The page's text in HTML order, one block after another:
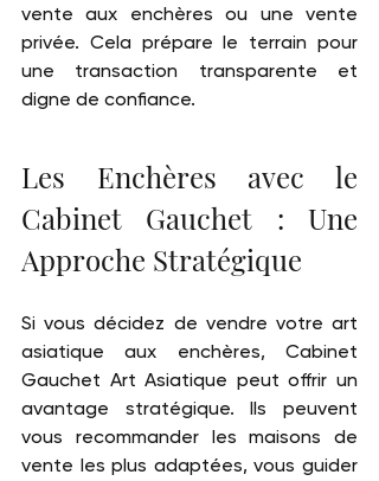
vente aux enchères ou une vente
privée. Cela prépare le terrain pour
une transaction transparente et
digne de confiance.
Les Enchères avec le
Cabinet Gauchet : Une
Approche Stratégique
Si vous décidez de vendre votre art
asiatique aux enchères, Cabinet
Gauchet Art Asiatique peut offrir un
avantage stratégique. Ils peuvent
vous recommander les maisons de
vente les plus adaptées, vous guider